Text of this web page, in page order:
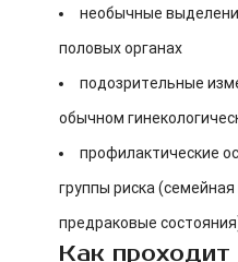
необычные
половых органах
подозрительные
обычном
профилактические
группы риска
предраковые
Как проходит